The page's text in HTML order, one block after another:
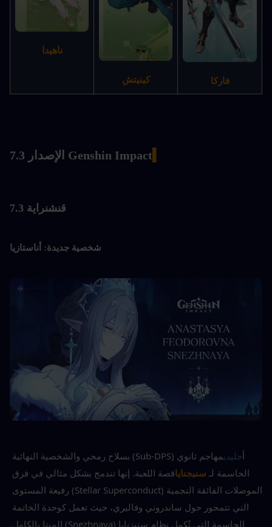
فاركا كينيتش
ناهيدا
Genshin Impact الإصدار 7.3
قنشنراية 7.3
شخصية جديدة: أناستازيا
أجليدي
الحاسمة لـ سنيجنايا
الحاسمة التي تُكمل نظام سنيزنايا (Snezhnaya) الميتا بالكامل.